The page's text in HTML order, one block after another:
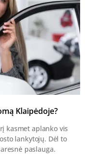
Klaipėdoje?
kasmet aplanko vis
lankytojų. Dėl to
paslauga.